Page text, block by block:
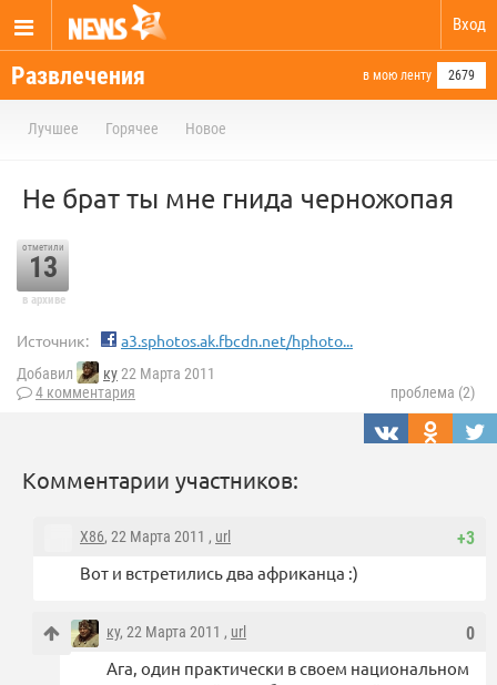
Вход
Развлечения в мою ленту 2679
Лучшее Горячее Новое
Не брат ты мне гнида черножопая
отметили
13
в архиве
Источник: a3.sphotos.ak.fbcdn.net/hphoto...
Добавил ку22 Марта 2011
4 комментария
проблема (2)
Комментарии участников:
+3
X86, 22 Марта 2011 , url
Вот и встретились два африканца :)
0
ку, 22 Марта 2011 , url
Ага, один практически в своем национальном